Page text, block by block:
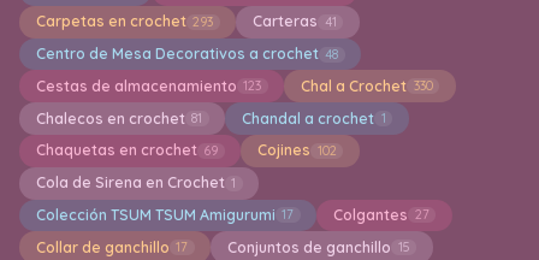
Carpetas en crochet 293 Carteras 41
Centro de Mesa Decorativos a crochet 48
Cestas de almacenamiento 123 Chal a Crochet 330
Chalecos en crochet 81 Chandal a crochet 1
Chaquetas en crochet 69 Cojines 102
Cola de Sirena en Crochet 1
Colección TSUM TSUM Amigurumi 17 Colgantes 27
Collar de ganchillo 17 Conjuntos de ganchillo 15